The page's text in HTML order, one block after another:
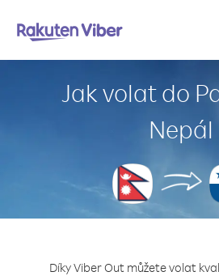
Jak volat do
Nepál
Díky Viber Out můžete volat